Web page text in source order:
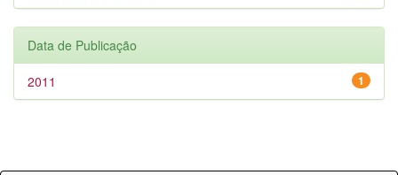
Data de Publicação
1
2011